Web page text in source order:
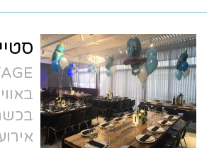
סטייג Stage
STAGE סטייג',
אולם
באווירת בוטיק ייחודית,
בכשרות רבנות נתניה,
אירוע הברית שלכם